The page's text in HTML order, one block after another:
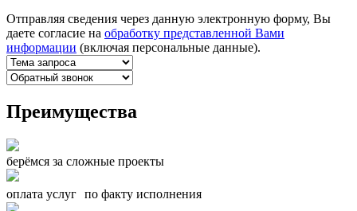
Отправляя сведения через данную электронную форму, Вы
даете согласие на обработку представленной Вами
информации (включая персональные данные).
Преимущества
берёмся за сложные проекты
оплата услуг по факту исполнения